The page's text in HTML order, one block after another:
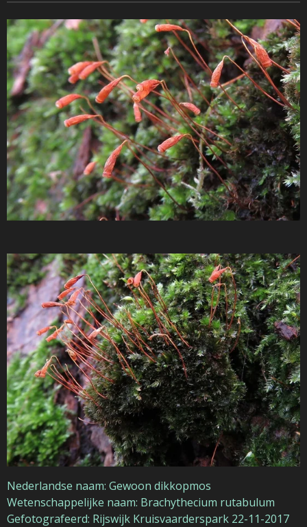
Nederlandse naam: Gewoon dikkopmos
Wetenschappelijke naam: Brachythecium rutabulum
Gefotografeerd: Rijswijk Kruisvaarderspark 22-11-2017